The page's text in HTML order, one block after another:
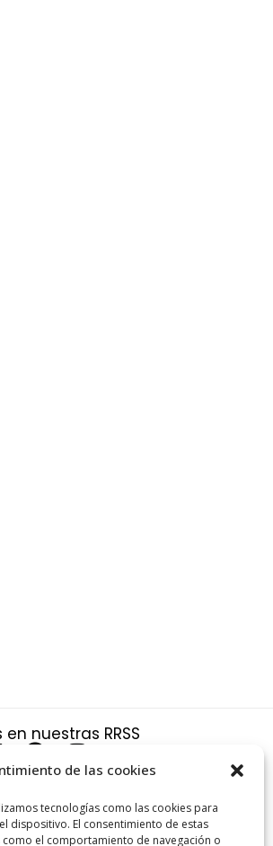
de las cookies
tecnologías como las cookies para
dispositivo. El consentimiento de estas
el comportamiento de navegación o
nuestras RRSS
P
i
n
t
I
n
s
t